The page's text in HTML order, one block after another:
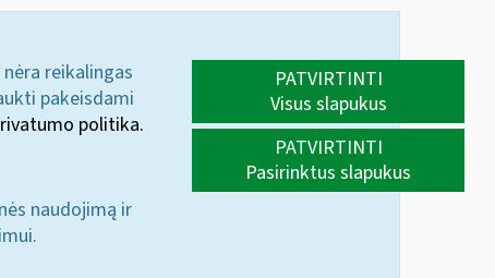
reikalingas
pakeisdami
politika.
naudojimą ir
PATVIRTINTI
Visus slapukus
PATVIRTINTI
Pasirinktus slapukus